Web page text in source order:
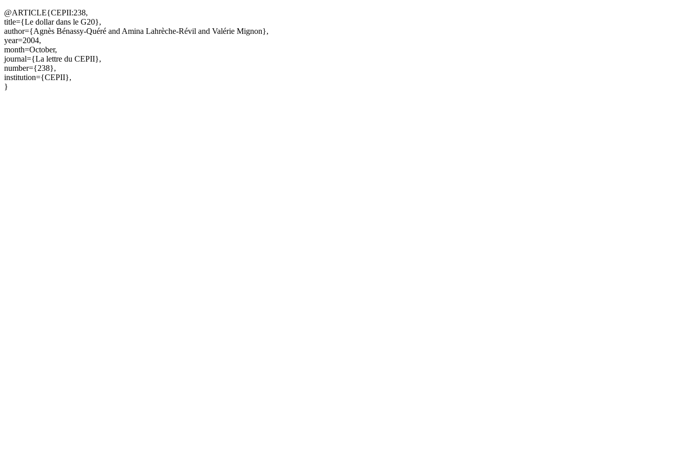
@ARTICLE{CEPII:238,
title={Le dollar dans le G20},
author={Agnès Bénassy-Quéré and Amina Lahrèche-Révil and Valérie Mignon},
year=2004,
month=October,
journal={La lettre du CEPII},
number={238},
institution={CEPII},
}